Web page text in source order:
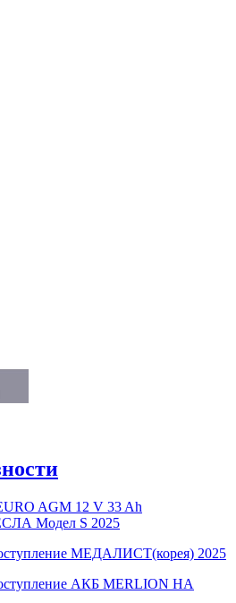
AGM 12 V 33 Ah
Модел S 2025
МЕДАЛИСТ(корея) 2025
АКБ MERLION НА